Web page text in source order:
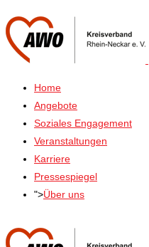
Home
Angebote
Soziales Engagement
Veranstaltungen
Karriere
Pressespiegel
">Über uns